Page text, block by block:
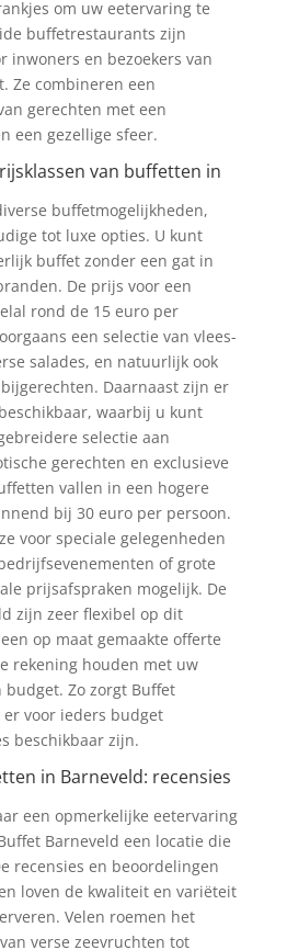
om uw eetervaring te
buffetrestaurants zijn
inwoners en bezoekers van
Ze combineren een
gerechten met een
een gezellige sfeer.
van buffetten in
buffetmogelijkheden,
tot luxe opties. U kunt
buffet zonder een gat in
De prijs voor een
rond de 15 euro per
een selectie van vlees-
salades, en natuurlijk ook
Daarnaast zijn er
waarbij u kunt
selectie aan
gerechten en exclusieve
vallen in een hogere
bij 30 euro per persoon.
voor speciale gelegenheden
of grote
prijsafspraken mogelijk. De
zijn zeer flexibel op dit
op maat gemaakte offerte
rekening houden met uw
budget. Zo zorgt Buffet
voor ieders budget
beschikbaar zijn.
in Barneveld: recensies
een opmerkelijke eetervaring
Barneveld een locatie die
recensies en beoordelingen
loven de kwaliteit en variëteit
Velen roemen het
verse zeevruchten tot